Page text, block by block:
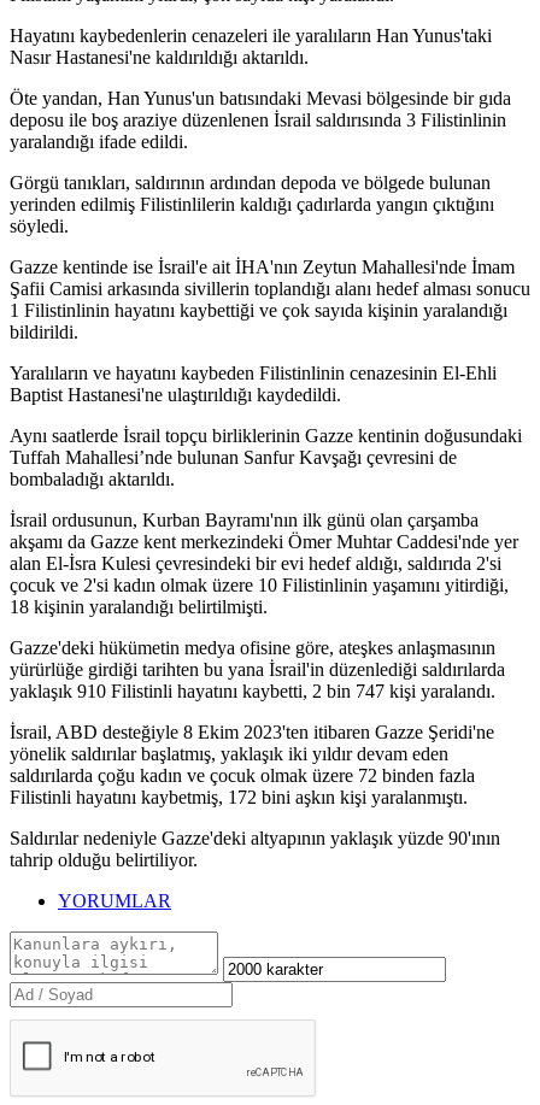
Hayatını kaybedenlerin cenazeleri ile yaralıların Han Yunus'taki
Nasır Hastanesi'ne kaldırıldığı aktarıldı.
Öte yandan, Han Yunus'un batısındaki Mevasi bölgesinde bir gıda
deposu ile boş araziye düzenlenen İsrail saldırısında 3 Filistinlinin
yaralandığı ifade edildi.
Görgü tanıkları, saldırının ardından depoda ve bölgede bulunan
yerinden edilmiş Filistinlilerin kaldığı çadırlarda yangın çıktığını
söyledi.
Gazze kentinde ise İsrail'e ait İHA'nın Zeytun Mahallesi'nde İmam
Şafii Camisi arkasında sivillerin toplandığı alanı hedef alması sonucu
1 Filistinlinin hayatını kaybettiği ve çok sayıda kişinin yaralandığı
bildirildi.
Yaralıların ve hayatını kaybeden Filistinlinin cenazesinin El-Ehli
Baptist Hastanesi'ne ulaştırıldığı kaydedildi.
Aynı saatlerde İsrail topçu birliklerinin Gazze kentinin doğusundaki
Tuffah Mahallesi’nde bulunan Sanfur Kavşağı çevresini de
bombaladığı aktarıldı.
İsrail ordusunun, Kurban Bayramı'nın ilk günü olan çarşamba
akşamı da Gazze kent merkezindeki Ömer Muhtar Caddesi'nde yer
alan El-İsra Kulesi çevresindeki bir evi hedef aldığı, saldırıda 2'si
çocuk ve 2'si kadın olmak üzere 10 Filistinlinin yaşamını yitirdiği,
18 kişinin yaralandığı belirtilmişti.
Gazze'deki hükümetin medya ofisine göre, ateşkes anlaşmasının
yürürlüğe girdiği tarihten bu yana İsrail'in düzenlediği saldırılarda
yaklaşık 910 Filistinli hayatını kaybetti, 2 bin 747 kişi yaralandı.
İsrail, ABD desteğiyle 8 Ekim 2023'ten itibaren Gazze Şeridi'ne
yönelik saldırılar başlatmış, yaklaşık iki yıldır devam eden
saldırılarda çoğu kadın ve çocuk olmak üzere 72 binden fazla
Filistinli hayatını kaybetmiş, 172 bini aşkın kişi yaralanmıştı.
Saldırılar nedeniyle Gazze'deki altyapının yaklaşık yüzde 90'ının
tahrip olduğu belirtiliyor.
YORUMLAR